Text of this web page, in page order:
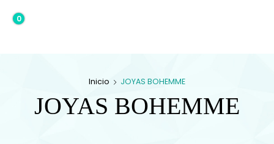
0,00€
0
Inicio JOYAS BOHEMME
JOYAS BOHEMME